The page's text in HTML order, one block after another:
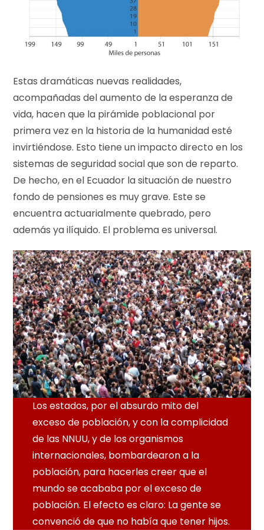
Estas dramáticas nuevas realidades,
acompañadas del aumento de la esperanza de
vida, hacen que la pirámide poblacional por
primera vez en la historia de la humanidad esté
invirtiéndose. Esto tiene un impacto directo en los
sistemas de seguridad social que son de reparto.
De hecho, en el Ecuador la situación de nuestro
fondo de pensiones es muy grave. Este se
encuentra actuarialmente quebrado, pero
además ya ilíquido. El problema es universal.
Los estados, por el absurdo mito del
exceso de población, y con la complicidad
de las NNUU, y de los organismos
internacionales, bombardearon a la
población, para hacerles creer que el
mundo se acababa por el exceso de
población. El efecto es claro: La gente se
convenció de que no había que tener hijos.